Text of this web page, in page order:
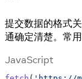
提交数据的格式
通确定清楚。常
JavaScript